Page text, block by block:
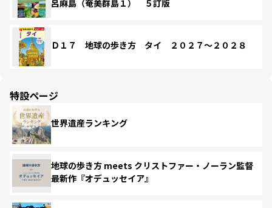
呂麻島（奄美群島１） ５訂版
Ｄ１７ 地球の歩き方 タイ ２０２７～２０２８
特設ページ
世界遺産ランキング
地球の歩き方 meets クリストファー・ノーラン監督
最新作『オデュッセイア』